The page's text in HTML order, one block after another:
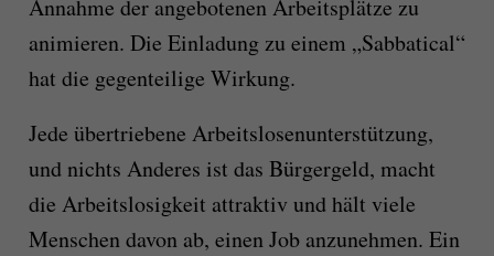
Annahme der angebotenen Arbeitsplätze zu
animieren. Die Einladung zu einem „Sabbatical“
hat die gegenteilige Wirkung.
Jede übertriebene Arbeitslosenunterstützung,
und nichts Anderes ist das Bürgergeld, macht
die Arbeitslosigkeit attraktiv und hält viele
Menschen davon ab, einen Job anzunehmen. Ein